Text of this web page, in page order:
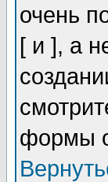
очень
[ и ], а
формы